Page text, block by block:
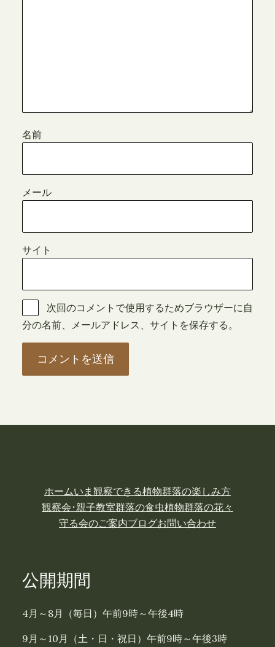
名前
メール
サイト
次回のコメントで使用するためブラウザーに自
分の名前、メールアドレス、サイトを保存する。
ホームいま観察できる植物群落の楽しみ方
観察会･親子教室群落の食虫植物群落の花々
守る会のご案内ブログお問い合わせ
公開期間
4月～8月（毎日）午前9時～午後4時
9月～10月（土・日・祝日）午前9時～午後3時